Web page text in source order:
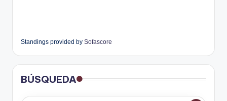
Standings provided by Sofascore
BÚSQUEDA